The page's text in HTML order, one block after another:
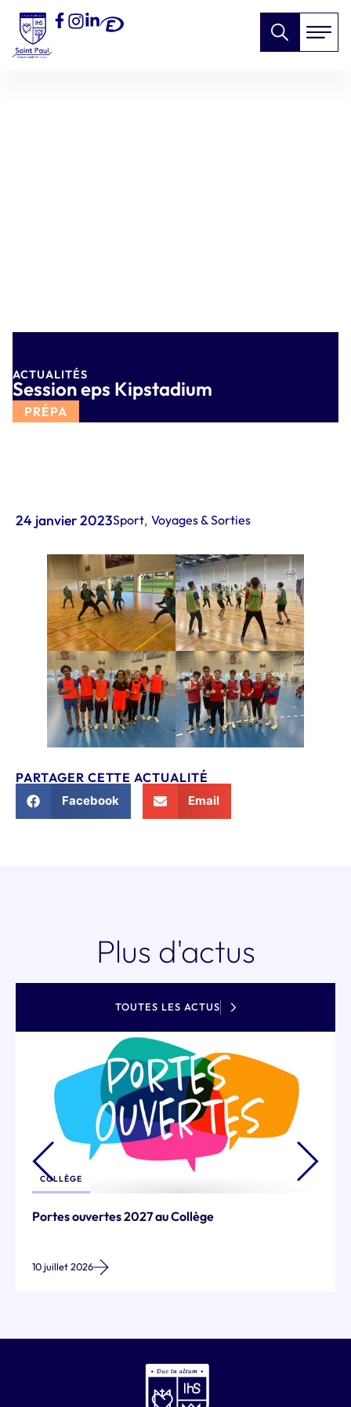
ACTUALITÉS
Session eps Kipstadium
PRÉPA
24 janvier 2023Sport, Voyages & Sorties
PARTAGER CETTE ACTUALITÉ
Facebook Email
Plus d'actus
TOUTES LES ACTUS
COLLÈGE
Portes ouvertes 2027 au Collège
10 juillet 2026